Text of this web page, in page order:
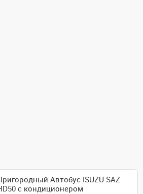
Автобус ISUZU SAZ
с кондиционером